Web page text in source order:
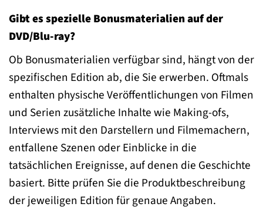
Gibt es spezielle Bonusmaterialien auf der
DVD/Blu-ray?
Ob Bonusmaterialien verfügbar sind, hängt von der
spezifischen Edition ab, die Sie erwerben. Oftmals
enthalten physische Veröffentlichungen von Filmen
und Serien zusätzliche Inhalte wie Making-ofs,
Interviews mit den Darstellern und Filmemachern,
entfallene Szenen oder Einblicke in die
tatsächlichen Ereignisse, auf denen die Geschichte
basiert. Bitte prüfen Sie die Produktbeschreibung
der jeweiligen Edition für genaue Angaben.